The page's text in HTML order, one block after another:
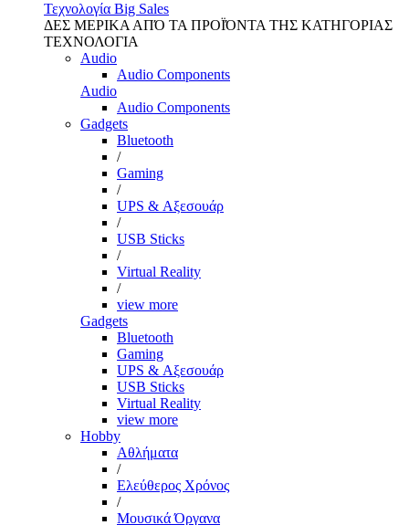
Τεχνολογία Big Sales
ΔΕΣ ΜΕΡΙΚΑ ΑΠΌ ΤΑ ΠΡΟΪΌΝΤΑ ΤΗΣ ΚΑΤΗΓΟΡΙΑΣ
ΤΕΧΝΟΛΟΓΙΑ
Audio
Audio Components
Audio
Audio Components
Gadgets
Bluetooth
/
Gaming
/
UPS & Αξεσουάρ
/
USB Sticks
/
Virtual Reality
/
view more
Gadgets
Bluetooth
Gaming
UPS & Αξεσουάρ
USB Sticks
Virtual Reality
view more
Hobby
Αθλήματα
/
Ελεύθερος Χρόνος
/
Μουσικά Όργανα